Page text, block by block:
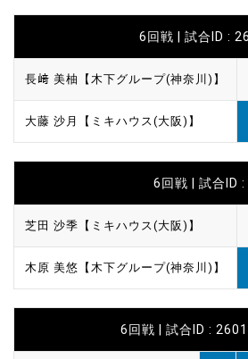
6回戦 | 試合ID :
長﨑 美柚【木下グループ(神奈川)】
大藤 沙月【ミキハウス(大阪)】
6回戦 | 試合ID :
芝田 沙季【ミキハウス(大阪)】
木原 美悠【木下グループ(神奈川)】
6回戦 | 試合ID : 2601